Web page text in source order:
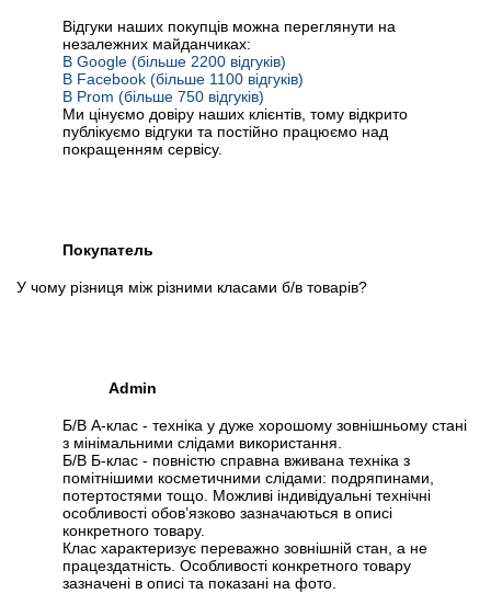
Відгуки наших покупців можна переглянути на
незалежних майданчиках:
В Google (більше 2200 відгуків)
В Facebook (більше 1100 відгуків)
В Prom (більше 750 відгуків)
Ми цінуємо довіру наших клієнтів, тому відкрито
публікуємо відгуки та постійно працюємо над
покращенням сервісу.
Покупатель
У чому різниця між різними класами б/в товарів?
Admin
Б/В А-клас - техніка у дуже хорошому зовнішньому стані
з мінімальними слідами використання.
Б/В Б-клас - повністю справна вживана техніка з
помітнішими косметичними слідами: подряпинами,
потертостями тощо. Можливі індивідуальні технічні
особливості обов’язково зазначаються в описі
конкретного товару.
Клас характеризує переважно зовнішній стан, а не
працездатність. Особливості конкретного товару
зазначені в описі та показані на фото.